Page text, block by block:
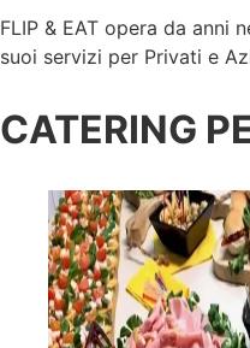
FLIP & EAT opera da anni
suoi servizi per Privati e
CATERING